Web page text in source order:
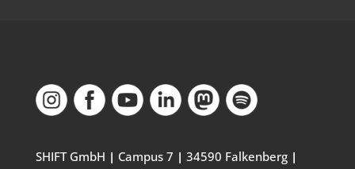
SHIFT GmbH | Campus 7 | 34590 Falkenberg |